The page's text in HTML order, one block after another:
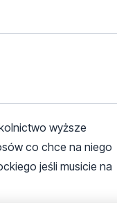
wyższe
co chce na niego
jeśli musicie na